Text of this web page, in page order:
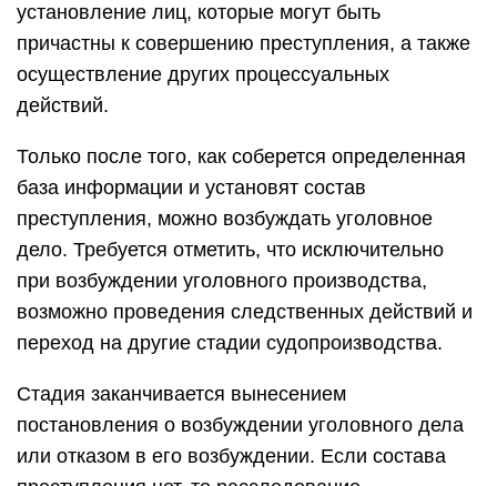
установление лиц, которые могут быть
причастны к совершению преступления, а также
осуществление других процессуальных
действий.
Только после того, как соберется определенная
база информации и установят состав
преступления, можно возбуждать уголовное
дело. Требуется отметить, что исключительно
при возбуждении уголовного производства,
возможно проведения следственных действий и
переход на другие стадии судопроизводства.
Стадия заканчивается вынесением
постановления о возбуждении уголовного дела
или отказом в его возбуждении. Если состава